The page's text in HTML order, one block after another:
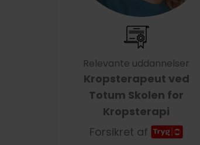
Relevante uddannelser
Kropsterapeut ved
Totum Skolen for
Kropsterapi
Forsikret af